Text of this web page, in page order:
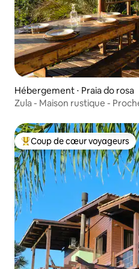
Hébergement ⋅ Praia do rosa
Zula - Maison rustique -
Coups de cœur voyageurs
Coup de cœur voyageurs